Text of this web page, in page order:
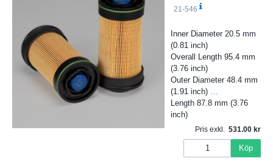
21-546
Inner Diameter 20.5 mm
(0.81 inch)
Overall Length 95.4 mm
(3.76 inch)
Outer Diameter 48.4 mm
(1.91 inch)
Length 87.8 mm (3.76
inch)
Pris exkl. 531.00
Köp